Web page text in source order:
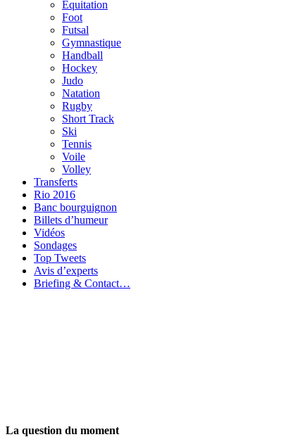
Equitation
Foot
Futsal
Gymnastique
Handball
Hockey
Judo
Natation
Rugby
Short Track
Ski
Tennis
Voile
Volley
Transferts
Rio 2016
Banc bourguignon
Billets d’humeur
Vidéos
Sondages
Top Tweets
Avis d’experts
Briefing & Contact…
La question du moment